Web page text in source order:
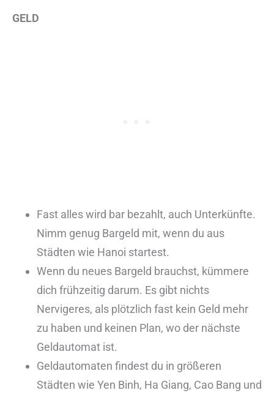
GELD
Fast alles wird bar bezahlt, auch Unterkünfte.
Nimm genug Bargeld mit, wenn du aus
Städten wie Hanoi startest.
Wenn du neues Bargeld brauchst, kümmere
dich frühzeitig darum. Es gibt nichts
Nervigeres, als plötzlich fast kein Geld mehr
zu haben und keinen Plan, wo der nächste
Geldautomat ist.
Geldautomaten findest du in größeren
Städten wie Yen Binh, Ha Giang, Cao Bang und